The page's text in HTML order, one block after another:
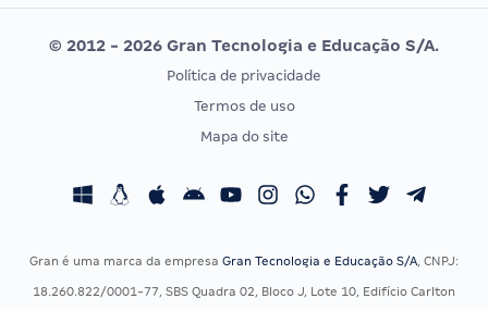
Editais publicados
Vunesp
CONCURSOS POR PROFISSÃO
Concursos Fiscais
EXAME DE ORDEM
Calendário OAB
© 2012 - 2026 Gran Tecnologia e Educação S/A.
Política de privacidade
Termos de uso
Mapa do site
Gran é uma marca da empresa Gran Tecnologia e Educação S/A, CNPJ:
18.260.822/0001-77, SBS Quadra 02, Bloco J, Lote 10, Edifício Carlton